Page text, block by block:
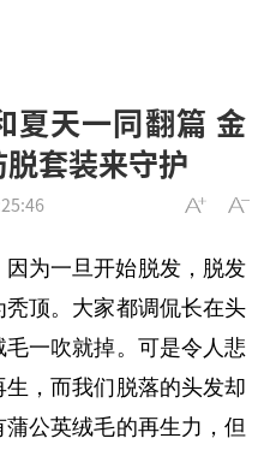
夏天一同翻篇 金
套装来守护
为一旦开始脱发，脱发
顶。大家都调侃长在头
毛一吹就掉。可是令人悲
，而我们脱落的头发却
公英绒毛的再生力，但